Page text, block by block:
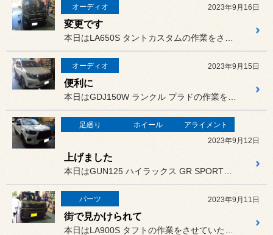
オーディオ 2023年9月16日
変更です
オーディオ 2023年9月15日
便利に
足廻り ホイール
アライメント
2023年9月12日
上げました
パーツ 2023年9月11日
街で見かけられて